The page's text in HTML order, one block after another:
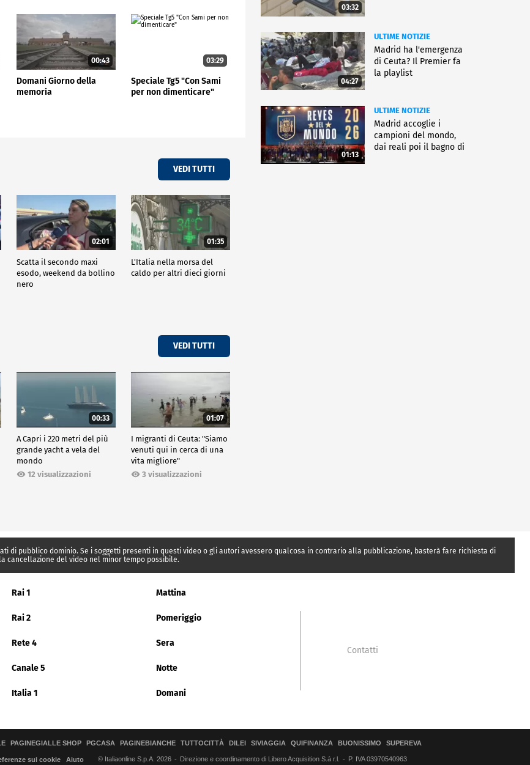
00:43
Domani Giorno della
memoria
03:29
Speciale Tg5 "Con Sami
per non dimenticare"
VEDI TUTTI
02:01
Scatta il secondo maxi
esodo, weekend da bollino
nero
01:35
L'Italia nella morsa del
caldo per altri dieci giorni
VEDI TUTTI
00:33
A Capri i 220 metri del più
grande yacht a vela del
mondo
12 visualizzazioni
01:07
I migranti di Ceuta: "Siamo
venuti qui in cerca di una
vita migliore"
3 visualizzazioni
03:32
04:27
ULTIME NOTIZIE
Madrid ha l'emergenza
di Ceuta? Il Premier fa
la playlist
01:13
ULTIME NOTIZIE
Madrid accoglie i
campioni del mondo,
dai reali poi il bagno di
di pubblico dominio. Se i soggetti presenti in questi video o gli autori avessero qualcosa in contrario alla pubblicazione, basterà fare richiesta di
cancellazione del video nel minor tempo possibile.
Rai 1 Mattina
Rai 2 Pomeriggio
Rete 4 Sera
Canale 5 Notte
Italia 1 Domani
Contatti
PAGINEGIALLE SHOP PGCASA PAGINEBIANCHE TUTTOCITTÀ DILEI SIVIAGGIA QUIFINANZA BUONISSIMO SUPEREVA
sui cookie Aiuto © Italiaonline S.p.A. 2026 Direzione e coordinamento di Libero Acquisition S.á r.l. P. IVA 03970540963